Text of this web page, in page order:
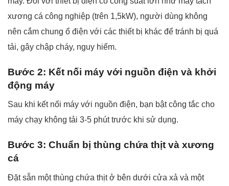
xương cá công nghiệp (trên 1,5kW), người dùng không
nên cắm chung ổ điện với các thiết bị khác để tránh bị quá
tải, gây chập cháy, nguy hiểm.
Bước 2: Kết nối máy với nguồn điện và khởi
động máy
Sau khi kết nối máy với nguồn điện, bạn bật công tắc cho
máy chạy không tải 3-5 phút trước khi sử dụng.
Bước 3: Chuẩn bị thùng chứa thịt và xương
cá
Đặt sẵn một thùng chứa thịt ở bên dưới cửa xả và một